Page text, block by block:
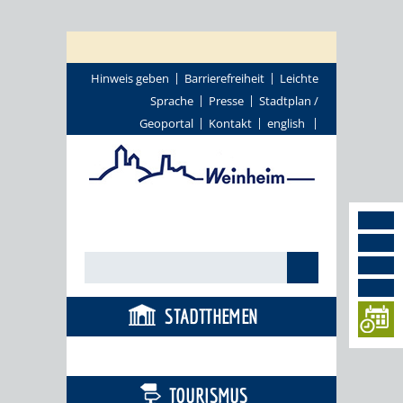
Hinweis geben Barrierefreiheit
Leichte
Sprache
Presse
Stadtplan /
Geoportal
Kontakt english
STADTTHEMEN
TOURISMUS